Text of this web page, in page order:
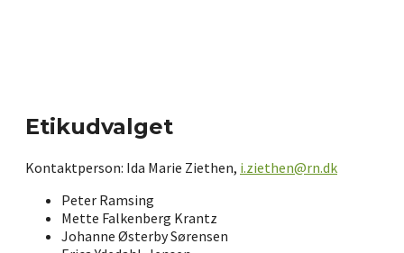
Etikudvalget
Kontaktperson: Ida Marie Ziethen, i.ziethen@rn.dk
Peter Ramsing
Mette Falkenberg Krantz
Johanne Østerby Sørensen